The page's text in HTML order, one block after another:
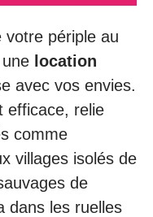
votre périple au
location
avec vos envies.
efficace, relie
comme
villages isolés de
de
dans les ruelles